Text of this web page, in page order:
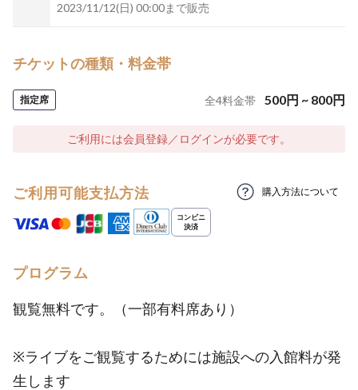
2023/11/12(日) 00:00まで販売
チケットの種類・料金帯
指定席 全4料金帯 500円 ~ 800円
ご利用には会員登録／ログインが必要です。
ご利用可能支払方法 購入方法について
プログラム
観覧無料です。（一部有料席あり）
※ライブをご観覧するためには施設への入館料が発
生します